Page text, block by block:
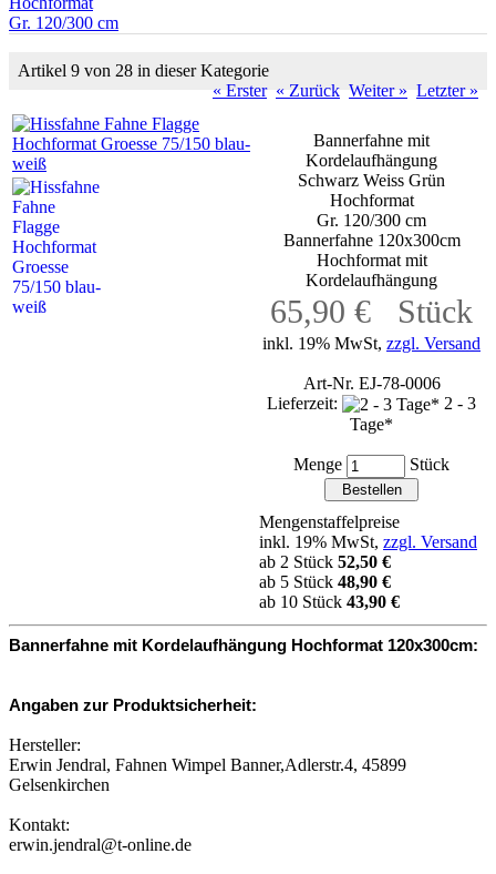
Gr. 120/300 cm
Artikel 9 von 28 in dieser Kategorie
« Erster « Zurück Weiter » Letzter »
Bannerfahne mit
Kordelaufhängung
Schwarz Weiss Grün
Hochformat
Gr. 120/300 cm
Bannerfahne 120x300cm
Hochformat mit
Kordelaufhängung
65,90 € Stück
inkl. 19% MwSt, zzgl. Versand
Art-Nr. EJ-78-0006
Lieferzeit:
2 - 3
Tage*
Menge Stück
Mengenstaffelpreise
inkl. 19% MwSt, zzgl. Versand
ab 2 Stück 52,50 €
ab 5 Stück 48,90 €
ab 10 Stück 43,90 €
Bannerfahne mit Kordelaufhängung Hochformat 120x300cm:
Angaben zur Produktsicherheit:
Hersteller:
Erwin Jendral, Fahnen Wimpel Banner,Adlerstr.4, 45899
Gelsenkirchen
Kontakt:
erwin.jendral@t-online.de